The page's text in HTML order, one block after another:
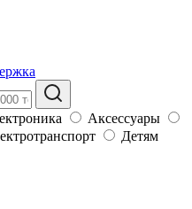
Аксессуары
Детям